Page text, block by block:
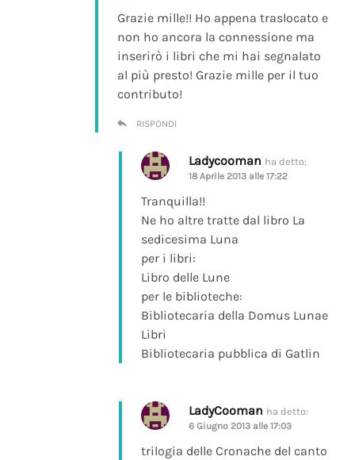
Grazie mille!! Ho appena traslocato e
non ho ancora la connessione ma
inserirò i libri che mi hai segnalato
al più presto! Grazie mille per il tuo
contributo!
RISPONDI
Ladycooman ha detto:
18 Aprile 2013 alle 17:22
Tranquilla!!
Ne ho altre tratte dal libro La
sedicesima Luna
per i libri:
Libro delle Lune
per le biblioteche:
Bibliotecaria della Domus Lunae
Libri
Bibliotecaria pubblica di Gatlin
LadyCooman ha detto:
6 Giugno 2013 alle 17:03
trilogia delle Cronache del canto